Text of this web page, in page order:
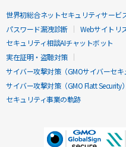
世界初総合ネットセキュリティサービ
パスワード漏洩診断
Webサイトリ
セキュリティ相談AIチャットボット
実在証明・盗聴対策
サイバー攻撃対策（GMOサイバーセキ
サイバー攻撃対策（GMO Flatt Security）
セキュリティ事業の軌跡